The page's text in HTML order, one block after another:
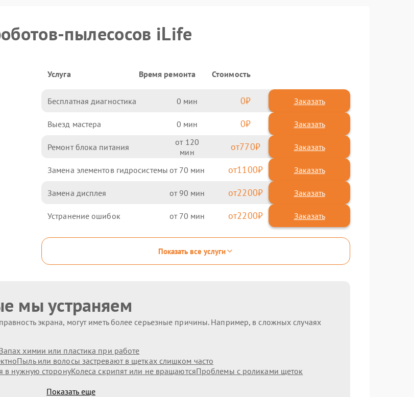
пылесосов iLife
Услуга Время ремонта Стоимость
Бесплатная диагностика 0 0 Заказать
Выезд мастера 0 0 Заказать
Ремонт блока питания 120 770
Замена элементов гидросистемы 70 1100
Замена дисплея 90 2200
Устранение ошибок 70 2200
Показать все услуги
мы устраняем
экрана, могут иметь более серьезные причины. Например, в сложных случаях
Запах химии или пластика при работе
Пыль или волосы застревают в щетках слишком часто
в нужную сторонуКолеса скрипят или не вращаютсяПроблемы с роликами щеток
Показать еще